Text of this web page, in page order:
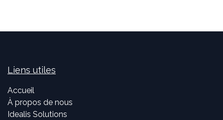
Liens utiles
Accueil
À propos de nous
Idealis Solutions